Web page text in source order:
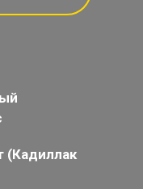
(Кадиллак